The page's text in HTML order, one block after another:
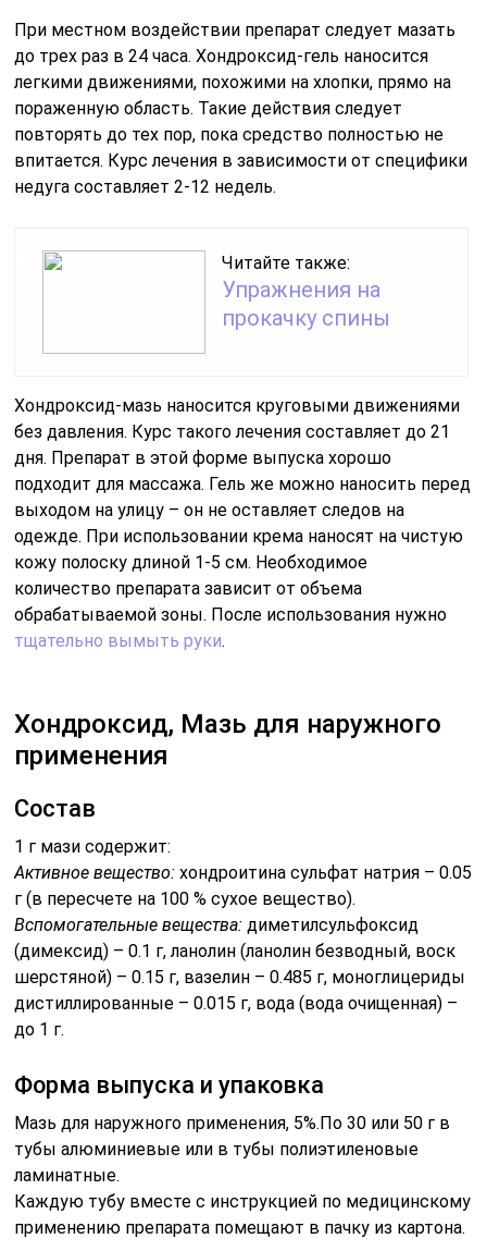
При местном воздействии препарат следует мазать
до трех раз в 24 часа. Хондроксид-гель наносится
легкими движениями, похожими на хлопки, прямо на
пораженную область. Такие действия следует
повторять до тех пор, пока средство полностью не
впитается. Курс лечения в зависимости от специфики
недуга составляет 2-12 недель.
Читайте также:
Упражнения на
прокачку спины
Хондроксид-мазь наносится круговыми движениями
без давления. Курс такого лечения составляет до 21
дня. Препарат в этой форме выпуска хорошо
подходит для массажа. Гель же можно наносить перед
выходом на улицу – он не оставляет следов на
одежде. При использовании крема наносят на чистую
кожу полоску длиной 1-5 см. Необходимое
количество препарата зависит от объема
обрабатываемой зоны. После использования нужно
тщательно вымыть руки.
Хондроксид, Мазь для наружного
применения
Состав
1 г мази содержит:
Активное вещество:хондроитина сульфат натрия – 0.05
г (в пересчете на 100 % сухое вещество).
Вспомогательные вещества:диметилсульфоксид
(димексид) – 0.1 г, ланолин (ланолин безводный, воск
шерстяной) – 0.15 г, вазелин – 0.485 г, моноглицериды
дистиллированные – 0.015 г, вода (вода очищенная) –
до 1 г.
Форма выпуска и упаковка
Мазь для наружного применения, 5%.По 30 или 50 г в
тубы алюминиевые или в тубы полиэтиленовые
ламинатные.
Каждую тубу вместе с инструкцией по медицинскому
применению препарата помещают в пачку из картона.